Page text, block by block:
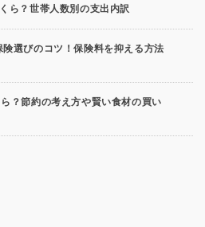
ら？世帯人数別の支出内訳
選びのコツ！保険料を抑える方法
？節約の考え方や賢い食材の買い